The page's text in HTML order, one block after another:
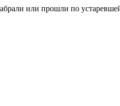
или прошли по